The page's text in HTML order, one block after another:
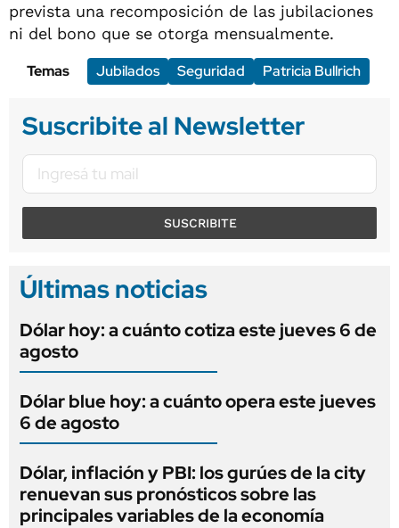
prevista una recomposición de las jubilaciones
ni del bono que se otorga mensualmente.
Temas
Jubilados Seguridad Patricia Bullrich
Suscribite al Newsletter
SUSCRIBITE
Últimas noticias
Dólar hoy: a cuánto cotiza este jueves 6 de
agosto
Dólar blue hoy: a cuánto opera este jueves
6 de agosto
Dólar, inflación y PBI: los gurúes de la city
renuevan sus pronósticos sobre las
principales variables de la economía